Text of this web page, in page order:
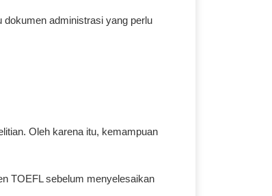
dokumen administrasi yang perlu
Oleh karena itu, kemampuan
TOEFL sebelum menyelesaikan